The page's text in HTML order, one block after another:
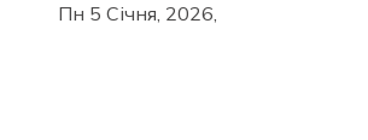
Пн 5 Січня, 2026,